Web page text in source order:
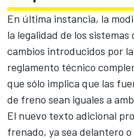
En última instancia, la
la legalidad de los
cambios introducidos por la
reglamento técnico
que sólo implica que las
de freno sean iguales a
El nuevo texto adicional
frenado, ya sea delantero